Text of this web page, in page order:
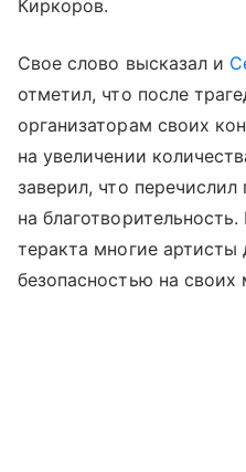
Киркоров.
Свое слово высказал и
отметил, что после
организаторам своих
на увеличении
заверил, что
на
теракта многие
безопасностью на своих